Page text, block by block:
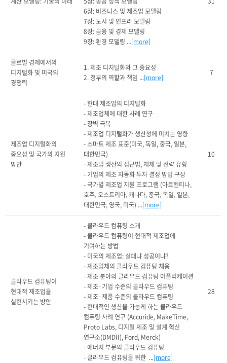
6장: 비즈니스 및 제조업 모델링
7장: 도시 및 인프라 모델링
8장: 금융 및 경제 모델링
9장: 환경 모델링 ...[more]
글로벌 경제에서의
디지털화 및 미국의
경쟁력
1. 제조 디지털화와 그 중요성
2. 정부의 역할과 책임 ...[more]
7
제조업 디지털화의
중요성 및 국가의 지원
방안
- 현대 제조업의 디지털화
- 제조업체에 대한 사례 연구
- 장벽 극복
- 제조업 디지털화가 생산성에 미치는 영향
- 스마트 제조 표준(미국, 독일, 중국, 일본,
대한민국)
- 제조업 생산의 접근법, 체제 및 전략 유형
- 기업의 제조 자동화 투자 결정 방법 구상
- 국가별 제조업 지원 프로그램 (아르헨티나,
호주, 오스트리아, 캐나다, 중국, 독일, 일본,
대한민국, 영국, 미국) ...[more]
10
클라우드 컴퓨팅이
현대적 제조업을
실현시키는 방안
- 클라우드 컴퓨팅 소개
- 클라우드 컴퓨팅이 현대적 제조업에
기여하는 방법
- 미국의 제조업: 실패냐 성공이냐?
- 제조업체의 클라우드 컴퓨팅 채용
- 제조 분야의 클라우드 컴퓨팅 어플리케이션
- 제조·기업 수준의 클라우드 컴퓨팅
- 제조·제품 수준의 클라우드 컴퓨팅
- 현대적인 생산을 가능케 하는 클라우드
컴퓨팅 사례 연구 (Accuride, MakeTime,
Proto Labs, 디지털 제조 및 설계 혁신
연구소(DMDII), Ford, Merck)
- 에너지 부문의 클라우드 컴퓨팅
- 클라우드 컴퓨팅을 위한  ...[more]
28